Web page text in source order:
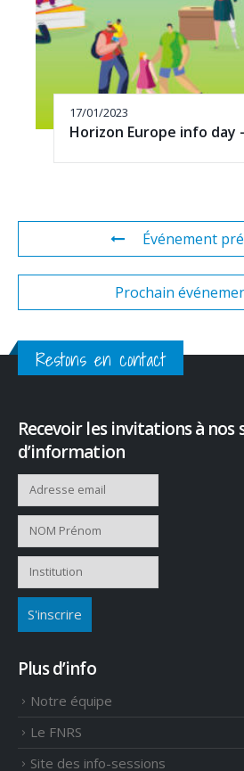
17/01/2023
Horizon Europe info day
Événement
Prochain
Restons en contact
Recevoir les invitations à nos
d’information
Plus d’info
Notre équipe
Le FNRS
Site des info-sessions